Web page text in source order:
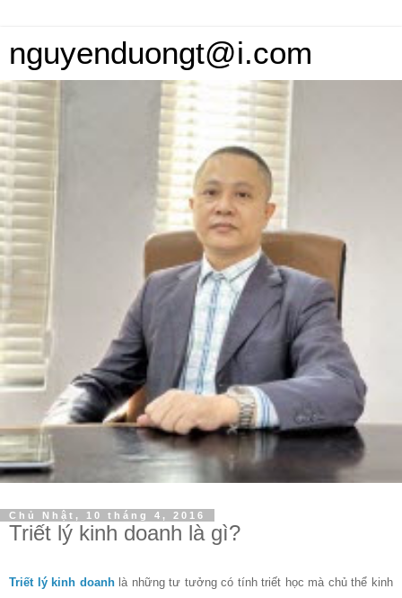
nguyenduongt@i.com
Chủ Nhật, 10 tháng 4, 2016
Triết lý kinh doanh là gì?
Triết lý kinh doanhlà những tư tưởng có tính triết học mà chủ thể kinh